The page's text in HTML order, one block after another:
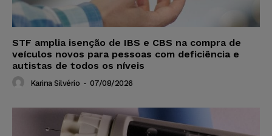
STF amplia isenção de IBS e CBS na compra de
veículos novos para pessoas com deficiência e
autistas de todos os níveis
Karina Silvério - 07/08/2026